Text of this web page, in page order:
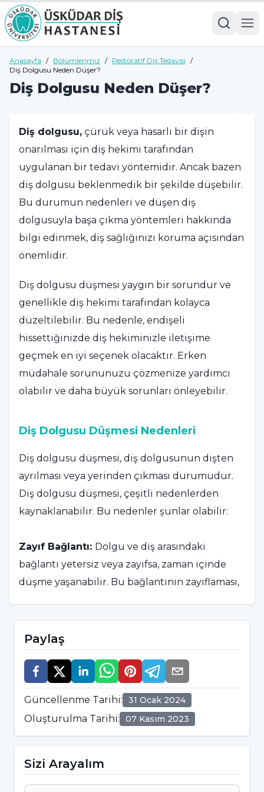
Anasayfa / Bölümlerimiz / Restoratif Diş Tedavisi /
Diş Dolgusu Neden Düşer?
Diş Dolgusu Neden Düşer?
Diş dolgusu, çürük veya hasarlı bir dişin
onarılması için diş hekimi tarafından
uygulanan bir tedavi yöntemidir. Ancak bazen
diş dolgusu beklenmedik bir şekilde düşebilir.
Bu durumun nedenleri ve düşen diş
dolgusuyla başa çıkma yöntemleri hakkında
bilgi edinmek, diş sağlığınızı koruma açısından
önemlidir.
Diş dolgusu düşmesi yaygın bir sorundur ve
genellikle diş hekimi tarafından kolayca
düzeltilebilir. Bu nedenle, endişeli
hissettiğinizde diş hekiminizle iletişime
geçmek en iyi seçenek olacaktır. Erken
müdahale sorununuzu çözmenize yardımcı
olabilir ve daha büyük sorunları önleyebilir.
Diş Dolgusu Düşmesi Nedenleri
Diş dolgusu düşmesi, diş dolgusunun dişten
ayrılması veya yerinden çıkması durumudur.
Diş dolgusu düşmesi, çeşitli nedenlerden
kaynaklanabilir. Bu nedenler şunlar olabilir:
Zayıf Bağlantı: Dolgu ve diş arasındaki
bağlantı yetersiz veya zayıfsa, zaman içinde
düşme yaşanabilir. Bu bağlantının zayıflaması,
Aşınma ve Kırılma:
aşınabilir veya kırılabilir. Bu, özellikle sert veya
yapışkan gıdaların aşırı tüketilmesi
durumunda meydana gelebilir.
Yeni Çürükler:Diş etrafında yeni çürüklerin
zayıflatabilir ve dolgunun düşmesine neden
olabilir.
Paylaş
Güncellenme Tarihi: 31 Ocak 2024
Oluşturulma Tarihi: 07 Kasım 2023
Sizi Arayalım